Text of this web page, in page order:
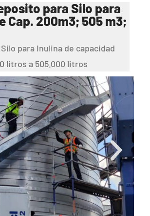
para Silo para
Cap. 200m3; 505 m3;
para Inulina de capacidad
litros a 505.000 litros